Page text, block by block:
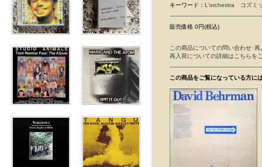
キーワード： L'orchestra コズミ
販売価格 0円(税込)
この商品についての問い合わせ･
再入荷についての詳細はこちらを
この商品をご覧になっている方に